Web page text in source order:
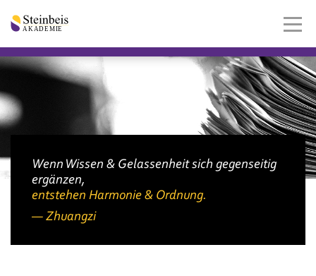
Wenn Wissen & Gelassenheit sich gegenseitig
ergänzen,
entstehen Harmonie & Ordnung.
Zhuangzi